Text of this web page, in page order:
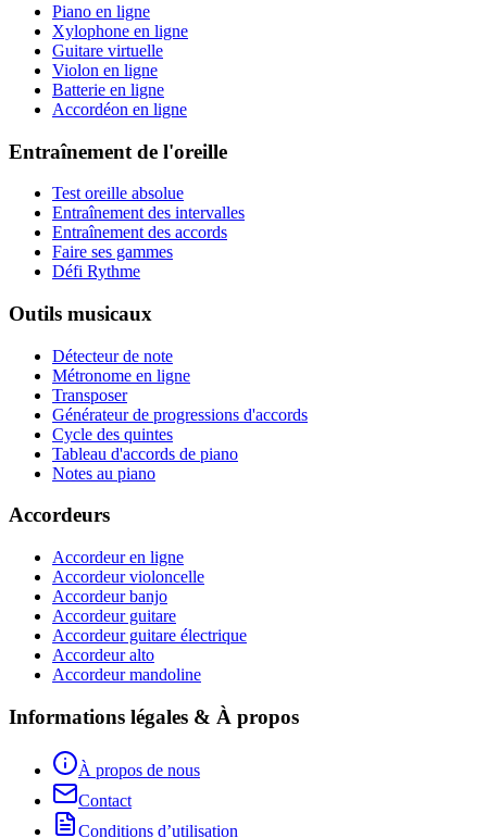
Piano en ligne
Xylophone en ligne
Guitare virtuelle
Violon en ligne
Batterie en ligne
Accordéon en ligne
Entraînement de l'oreille
Test oreille absolue
Entraînement des intervalles
Entraînement des accords
Faire ses gammes
Défi Rythme
Outils musicaux
Détecteur de note
Métronome en ligne
Transposer
Générateur de progressions d'accords
Cycle des quintes
Tableau d'accords de piano
Notes au piano
Accordeurs
Accordeur en ligne
Accordeur violoncelle
Accordeur banjo
Accordeur guitare
Accordeur guitare électrique
Accordeur alto
Accordeur mandoline
Informations légales & À propos
À propos de nous
Contact
Conditions d’utilisation